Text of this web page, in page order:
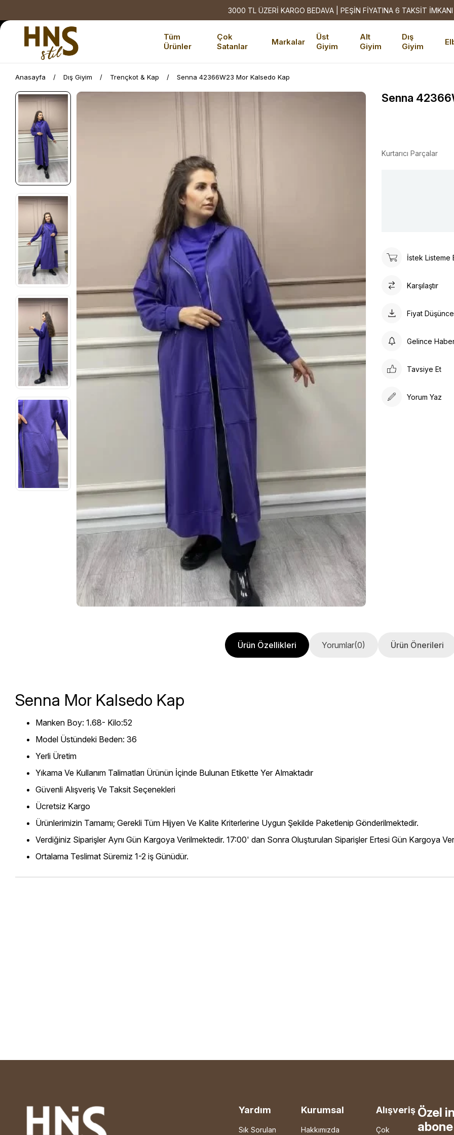
3000 TL ÜZERİ KARGO BEDAVA | PEŞİN FİYATINA 6 TAKSİT İMKANI
Tüm
Ürünler
Çok
Satanlar
Markalar
Üst
Giyim
Alt
Giyim
Dış
Giyim
Anasayfa Dış Giyim Trençkot & Kap Senna 42366W23 Mor Kalsedo Kap
Senna
Kurtarıcı Parçalar
İstek Listeme
Karşılaştır
Fiyat
Gelince
Tavsiye Et
Yorum Yaz
Ürün Özellikleri Yorumlar(0) Ürün Önerileri
Senna Mor Kalsedo Kap
Manken Boy: 1.68- Kilo:52
Model Üstündeki Beden: 36
Yerli Üretim
Yıkama Ve Kullanım Talimatları Ürünün İçinde Bulunan Etikette Yer Almaktadır
Güvenli Alışveriş Ve Taksit Seçenekleri
Ücretsiz Kargo
Ürünlerimizin Tamamı; Gerekli Tüm Hijyen Ve Kalite Kriterlerine Uygun Şekilde Paketlenip Gönderilmektedir.
Verdiğiniz Siparişler Aynı Gün Kargoya Verilmektedir. 17:00' dan Sonra Oluşturulan Siparişler Ertesi Gün Kargoya
Ortalama Teslimat Süremiz 1-2 iş Günüdür.
Yardım
Sık Sorulan
Kurumsal
Hakkımızda
Alışveriş
Çok
Özel